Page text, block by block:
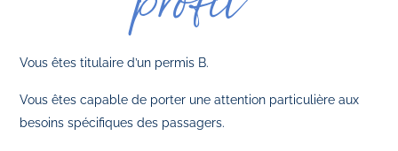
Vous êtes titulaire d’un permis B.
Vous êtes capable de porter une attention particulière aux
besoins spécifiques des passagers.